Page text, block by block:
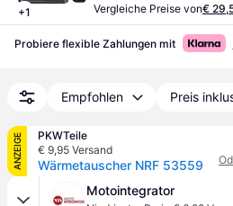
+1
Vergleiche Preise von€
Probiere flexible Zahlungen mit
Empfohlen Preis
ANZEIGE
PKWTeile
€ 9,95 Versand
Wärmetauscher NRF 53559
Motointegrator